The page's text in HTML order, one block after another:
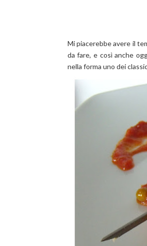
Mi piacerebbe avere il
da fare, e così anche
nella forma uno dei